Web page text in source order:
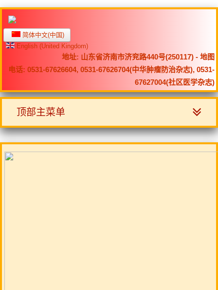
简体中文(中国)
English (United Kingdom)
地址: 山东省济南市济兖路440号(250117) - 地图
电话: 0531-67626604, 0531-67626704(中华肿瘤防治杂志), 0531-
67627004(社区医学杂志)
顶部主菜单